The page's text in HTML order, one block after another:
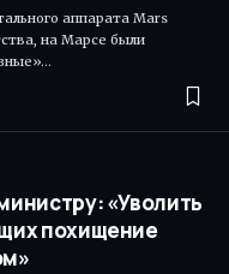
аппарата Mars
на Марсе были
«Уволить
похищение